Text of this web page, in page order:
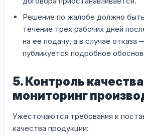
Решение по жалобе должно
течение трех рабочих дней
на ее подачу, а в случае отказа
публикуется подробное
5. Контроль
мониторинг
Ужесточаются требования к
качества продукции: